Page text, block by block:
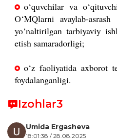
o‘quvchilar va
O‘MQlarni avaylab-
yo‘naltirilgan tarbiyaviy
etish samaradorligi;
o‘z faoliyatida axborot
foydalanganligi.
Izohlar3
Umida Ergasheva
18:01:38 / 28.08.2025